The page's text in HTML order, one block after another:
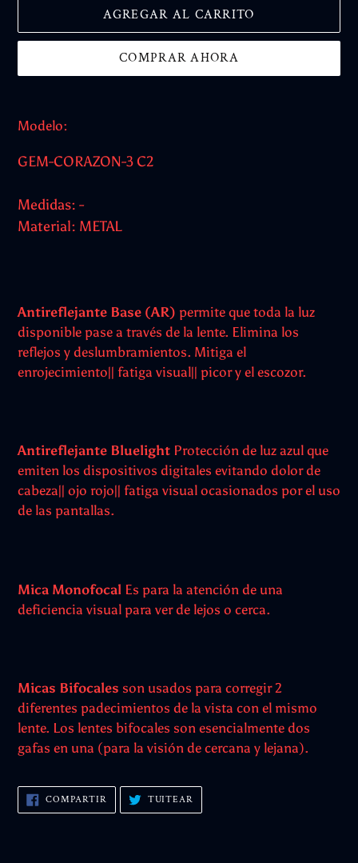
AGREGAR AL CARRITO
COMPRAR AHORA
el
a
carrito
Modelo:
GEM-CORAZON-3 C2
Medidas: -
Material: METAL
Antireflejante Base (AR) permite que toda la luz
disponible pase a través de la lente. Elimina los
reflejos y deslumbramientos. Mitiga el
enrojecimiento|| fatiga visual|| picor y el escozor.
Antireflejante Bluelight Protección de luz azul que
emiten los dispositivos digitales evitando dolor de
cabeza|| ojo rojo|| fatiga visual ocasionados por el uso
de las pantallas.
Mica Monofocal Es para la atención de una
deficiencia visual para ver de lejos o cerca.
Micas Bifocales son usados para corregir 2
diferentes padecimientos de la vista con el mismo
lente. Los lentes bifocales son esencialmente dos
gafas en una (para la visión de cercana y lejana).
COMPARTIR COMPARTIR
FACEBOOK
TUITEAR
TWITTER